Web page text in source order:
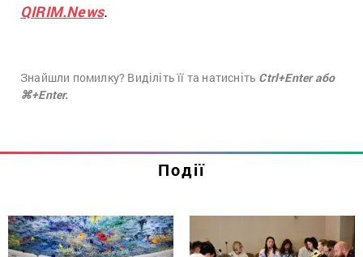
QIRIM.News.
Знайшли помилку? Виділіть її та натисніть Ctrl+Enter або
⌘+Enter.
Події